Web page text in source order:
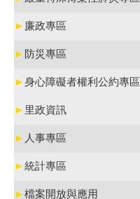
► 廉政專區
► 防災專區
►身心障礙者權利公約專區
► 里政資訊
► 人事專區
►統計專區
►檔案開放與應用